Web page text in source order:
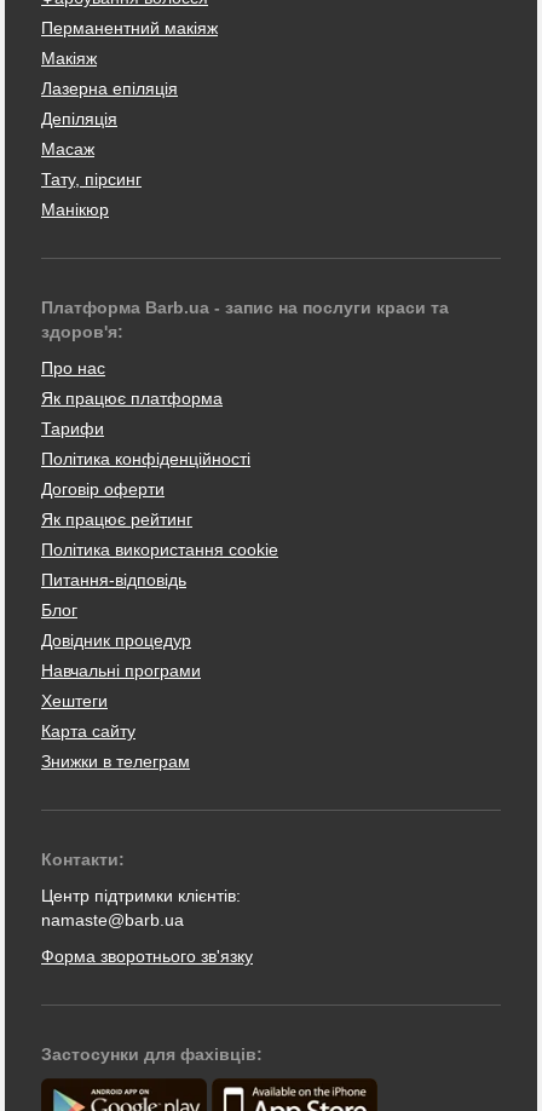
Перманентний макіяж
Макіяж
Лазерна епіляція
Депіляція
Масаж
Тату, пірсинг
Манікюр
Платформа Barb.ua - запис на послуги краси та
здоров'я:
Про нас
Як працює платформа
Тарифи
Політика конфіденційності
Договір оферти
Як працює рейтинг
Політика використання cookie
Питання-відповідь
Блог
Довідник процедур
Навчальні програми
Хештеги
Карта сайту
Знижки в телеграм
Контакти:
Центр підтримки клієнтів:
namaste@barb.ua
Форма зворотнього зв'язку
Застосунки для фахівців: